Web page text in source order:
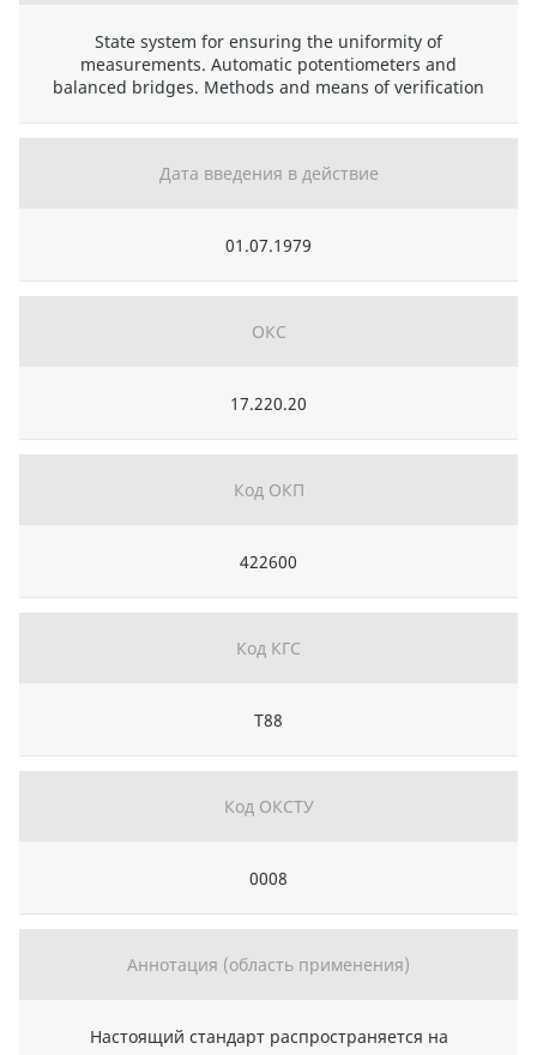
State system for ensuring the uniformity of
measurements. Automatic potentiometers and
balanced bridges. Methods and means of verification
Дата введения в действие
01.07.1979
ОКС
17.220.20
Код ОКП
422600
Код КГС
Т88
Код ОКСТУ
0008
Аннотация (область применения)
Настоящий стандарт распространяется на